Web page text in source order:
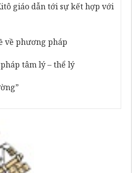
giáo dẫn tới sự kết hợp với
về phương pháp
tâm lý – thể lý